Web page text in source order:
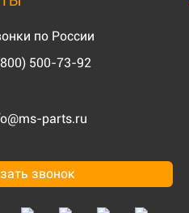
по России
500-73-92
parts.ru
звонок